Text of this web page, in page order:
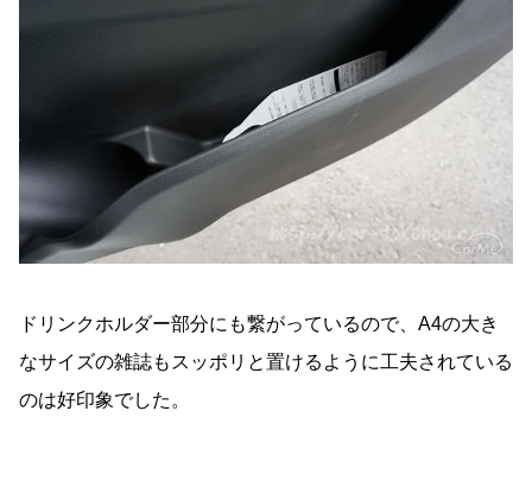
ドリンクホルダー部分にも繋がっているので、A4の大き
なサイズの雑誌もスッポリと置けるように工夫されている
のは好印象でした。